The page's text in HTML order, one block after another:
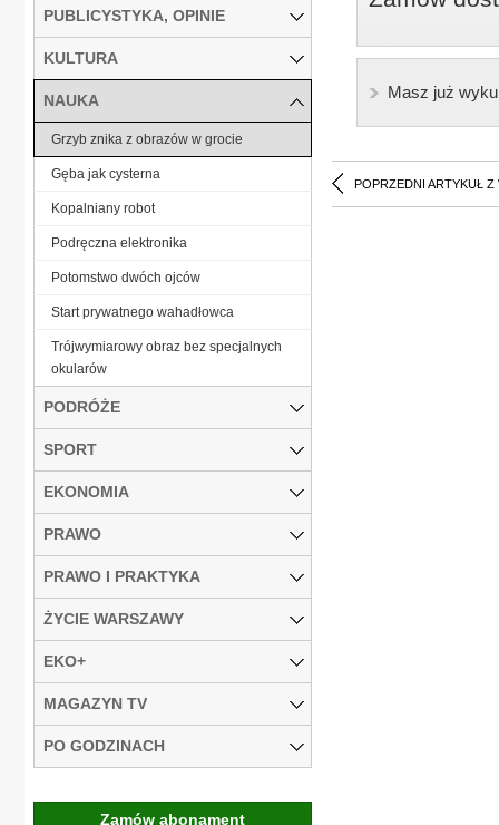
Masz już
POPRZEDNI ARTYKUŁ Z
PUBLICYSTYKA, OPINIE
KULTURA
NAUKA
Grzyb znika z obrazów w grocie
Gęba jak cysterna
Kopalniany robot
Podręczna elektronika
Potomstwo dwóch ojców
Start prywatnego wahadłowca
Trójwymiarowy obraz bez specjalnych
okularów
PODRÓŻE
SPORT
EKONOMIA
PRAWO
PRAWO I PRAKTYKA
ŻYCIE WARSZAWY
EKO+
MAGAZYN TV
PO GODZINACH
Zamów abonament